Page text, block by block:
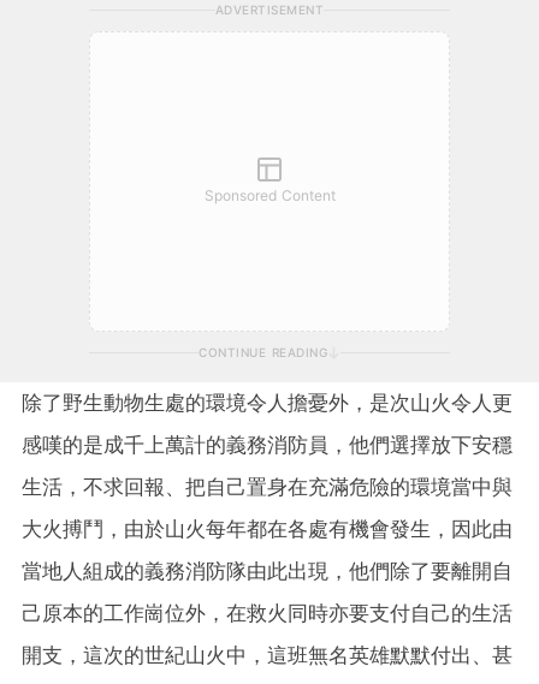
ADVERTISEMENT
Sponsored Content
CONTINUE READING
除了野生動物生處的環境令人擔憂外，是次山火令人更
感嘆的是成千上萬計的義務消防員，他們選擇放下安穩
生活，不求回報、把自己置身在充滿危險的環境當中與
大火搏鬥，由於山火每年都在各處有機會發生，因此由
當地人組成的義務消防隊由此出現，他們除了要離開自
己原本的工作崗位外，在救火同時亦要支付自己的生活
開支，這次的世紀山火中，這班無名英雄默默付出、甚